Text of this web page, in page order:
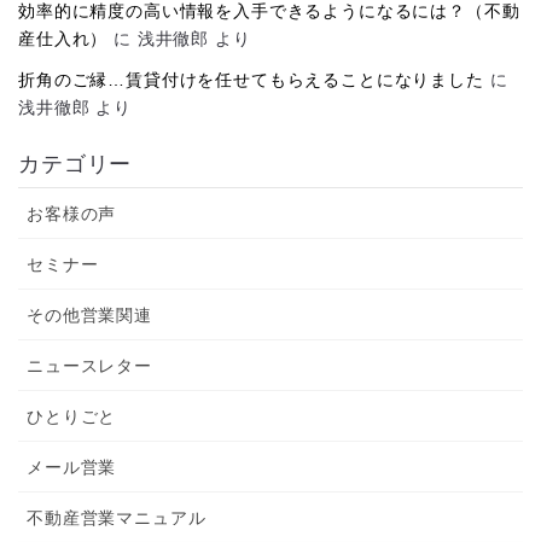
効率的に精度の高い情報を入手できるようになるには？（不動
産仕入れ）
に 浅井徹郎 より
折角のご縁…賃貸付けを任せてもらえることになりました に
浅井徹郎 より
カテゴリー
お客様の声
セミナー
その他営業関連
ニュースレター
ひとりごと
メール営業
不動産営業マニュアル